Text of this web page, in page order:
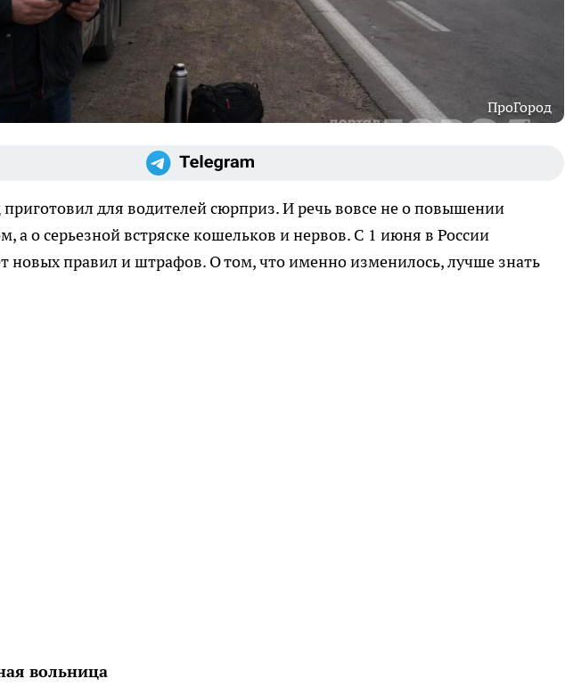
ПроГород
для водителей сюрприз. И речь вовсе не о повышении
а о серьезной встряске кошельков и нервов. С 1 июня в России
новых правил и штрафов. О том, что именно изменилось, лучше знать
вольница